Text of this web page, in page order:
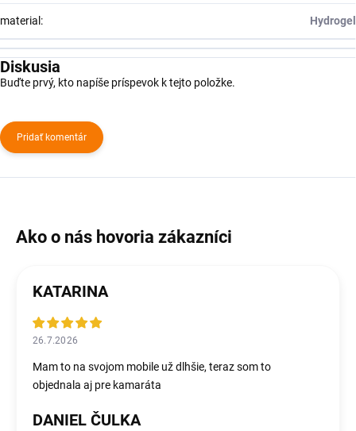
material : Hydrogel
Diskusia
Buďte prvý, kto napíše príspevok k tejto položke.
Pridať komentár
KATARINA
26.7.2026
Mam to na svojom mobile už dlhšie, teraz som to
objednala aj pre kamaráta
DANIEL ČULKA